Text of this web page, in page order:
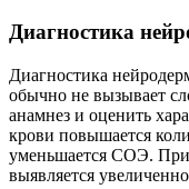
Диагностика
Диагностика
обычно не вызывает
анамнез и оценить
крови повышается
уменьшается СОЭ.
выявляется